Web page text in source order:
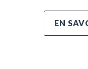
EN